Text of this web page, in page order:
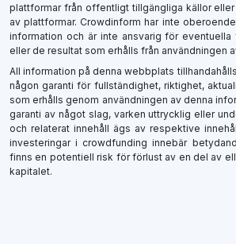
plattformar från offentligt tillgängliga källor
av plattformar. Crowdinform har inte
information och är inte ansvarig för eventuella
eller de resultat som erhålls från användningen
All information på denna webbplats
någon garanti för fullständighet, riktighet,
som erhålls genom användningen av denna
garanti av något slag, varken uttrycklig eller
och relaterat innehåll ägs av respektive
investeringar i crowdfunding innebär
finns en potentiell risk för förlust av en del av
kapitalet.